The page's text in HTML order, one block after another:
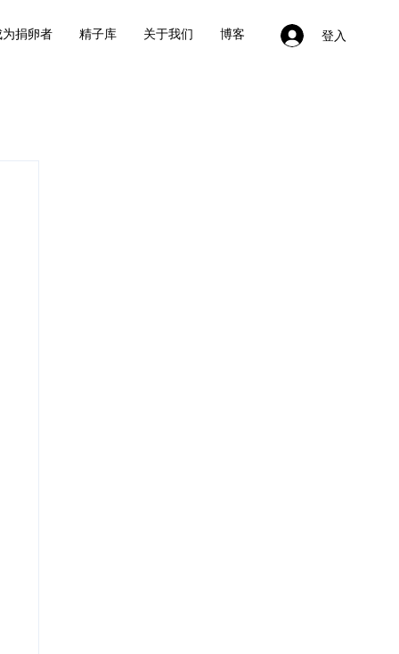
为捐卵者 精子库 关于我们 博客 登入